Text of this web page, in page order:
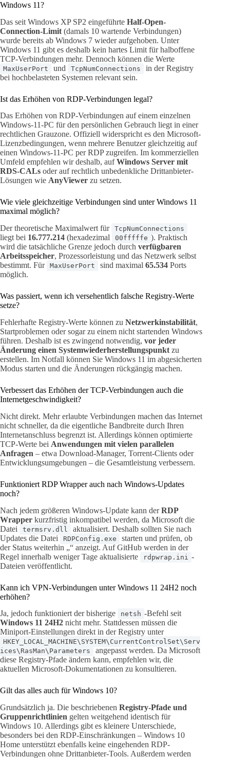
Windows 11?
Das seit Windows XP SP2 eingeführte Half-Open-
Connection-Limit (damals 10 wartende Verbindungen)
wurde bereits ab Windows 7 wieder aufgehoben. Unter
Windows 11 gibt es deshalb kein hartes Limit für halboffene
TCP-Verbindungen mehr. Dennoch können die Werte
MaxUserPort und TcpNumConnections
in der Registry
bei hochbelasteten Systemen relevant sein.
Ist das Erhöhen von RDP-Verbindungen legal?
Das Erhöhen von RDP-Verbindungen auf einem einzelnen
Windows-11-PC für den persönlichen Gebrauch liegt in einer
rechtlichen Grauzone. Offiziell widerspricht es den Microsoft-
Lizenzbedingungen, wenn mehrere Benutzer gleichzeitig auf
einen Windows-11-PC per RDP zugreifen. Im kommerziellen
Umfeld empfehlen wir deshalb, aufWindows Server mit
RDS-CALs oder auf rechtlich unbedenkliche Drittanbieter-
Lösungen wie AnyViewer zu setzen.
Wie viele gleichzeitige Verbindungen sind unter Windows 11
maximal möglich?
Der theoretische Maximalwert für TcpNumConnections
liegt bei 16.777.214 (hexadezimal 00fffffe ). Praktisch
wird die tatsächliche Grenze jedoch durch verfügbaren
Arbeitsspeicher, Prozessorleistung und das Netzwerk selbst
bestimmt. Für MaxUserPort sind maximal 65.534 Ports
möglich.
Was passiert, wenn ich versehentlich falsche Registry-Werte
setze?
Fehlerhafte Registry-Werte können zu Netzwerkinstabilität,
Startproblemen oder sogar zu einem nicht startenden Windows
führen. Deshalb ist es zwingend notwendig, vor jeder
Änderung einen Systemwiederherstellungspunkt zu
erstellen. Im Notfall können Sie Windows 11 im abgesicherten
Modus starten und die Änderungen rückgängig machen.
Verbessert das Erhöhen der TCP-Verbindungen auch die
Internetgeschwindigkeit?
Nicht direkt. Mehr erlaubte Verbindungen machen das Internet
nicht schneller, da die eigentliche Bandbreite durch Ihren
Internetanschluss begrenzt ist. Allerdings können optimierte
TCP-Werte bei Anwendungen mit vielen parallelen
Anfragen – etwa Download-Manager, Torrent-Clients oder
Entwicklungsumgebungen – die Gesamtleistung verbessern.
Funktioniert RDP Wrapper auch nach Windows-Updates
noch?
Nach jedem größeren Windows-Update kann derRDP
Wrapper kurzfristig inkompatibel werden, da Microsoft die
Datei
termsrv.dll
aktualisiert. Deshalb sollten Sie nach
Updates die Datei
RDPConfig.exe
starten und prüfen, ob
der Status weiterhin „“ anzeigt. Auf GitHub werden in der
Regel innerhalb weniger Tage aktualisierte
rdpwrap.ini -
Dateien veröffentlicht.
Kann ich VPN-Verbindungen unter Windows 11 24H2 noch
erhöhen?
Ja, jedoch funktioniert der bisherige
netsh -Befehl seit
Windows 11 24H2 nicht mehr. Stattdessen müssen die
Miniport-Einstellungen direkt in der Registry unter
HKEY_LOCAL_MACHINE\SYSTEM\CurrentControlSet\Serv
ices\RasMan\Parameters
angepasst werden. Da Microsoft
diese Registry-Pfade ändern kann, empfehlen wir, die
aktuellen Microsoft-Dokumentationen zu konsultieren.
Gilt das alles auch für Windows 10?
Grundsätzlich ja. Die beschriebenen Registry-Pfade und
Gruppenrichtlinien gelten weitgehend identisch für
Windows 10. Allerdings gibt es kleinere Unterschiede,
besonders bei den RDP-Einschränkungen – Windows 10
Home unterstützt ebenfalls keine eingehenden RDP-
Verbindungen ohne Drittanbieter-Tools. Außerdem werden